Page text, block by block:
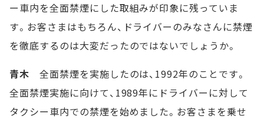
ー車内を全面禁煙にした取組みが印象に残っていま
す。お客さまはもちろん、ドライバーのみなさんに禁煙
を徹底するのは大変だったのではないでしょうか。
青木 全面禁煙を実施したのは、1992年のことです。
全面禁煙実施に向けて、1989年にドライバーに対して
タクシー車内での禁煙を始めました。お客さまを乗せ